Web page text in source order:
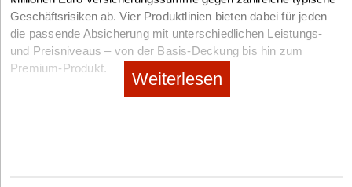
Geschäftsrisiken ab. Vier Produktlinien bieten dabei für jeden
die passende Absicherung mit unterschiedlichen Leistungs-
und Preisniveaus – von der Basis-Deckung bis hin zum
Premium-Produkt.
Weiterlesen